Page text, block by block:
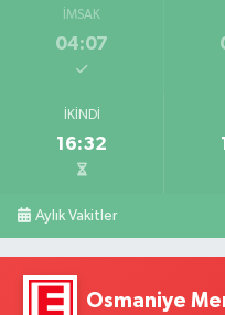
İMSAK
04:07
İKINDI
16:32
Aylık Vakitler
Osmaniye